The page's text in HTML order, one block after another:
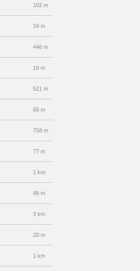
162 m
24 m
446 m
19 m
521 m
65 m
758 m
77 m
1 km
49 m
3 km
20 m
1 km